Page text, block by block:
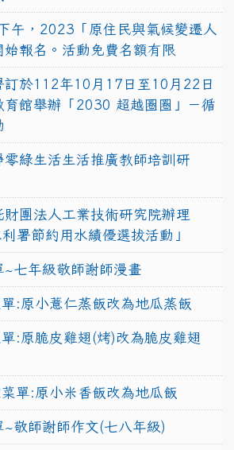
午，2023「原住民與氣候變遷人
報名。活動免費名額有限
訂於112年10月17日至10月22日
育館舉辦「2030 超越圈圈」－循
零綠生活生活推廣教師培訓研
團法人工業技術研究院辦理
署節約用水績優選拔活動」
~七年級敬師謝師漫畫
:原小薏仁蒸飯改為地瓜蒸飯
:原脆皮雞翅(烤)改為脆皮雞翅
單:原小米香飯改為地瓜飯
敬師謝師作文(七八年級)